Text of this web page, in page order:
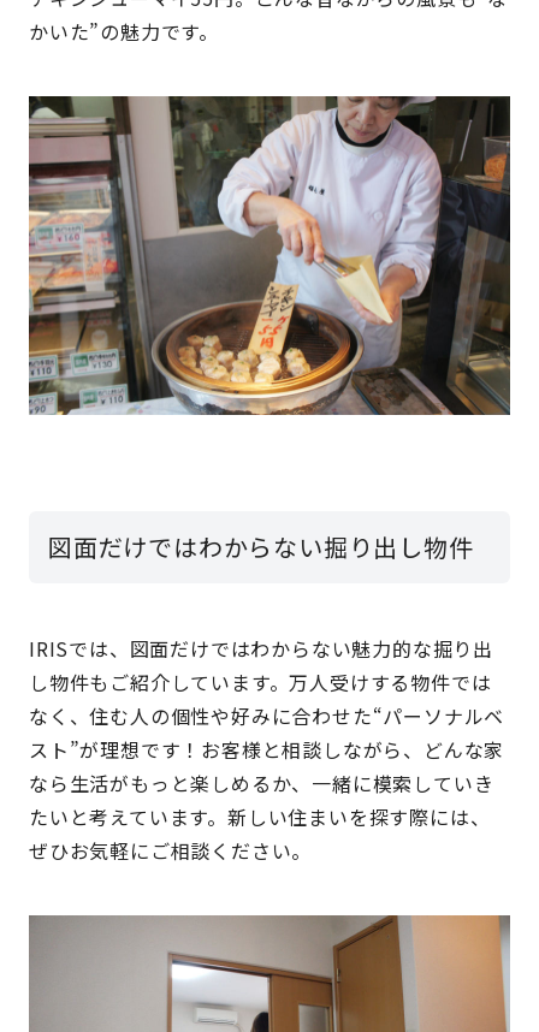
かいた”の魅力です。
図面だけではわからない掘り出し物件
IRISでは、図面だけではわからない魅力的な掘り出
し物件もご紹介しています。万人受けする物件では
なく、住む人の個性や好みに合わせた“パーソナルベ
スト”が理想です！お客様と相談しながら、どんな家
なら生活がもっと楽しめるか、一緒に模索していき
たいと考えています。新しい住まいを探す際には、
ぜひお気軽にご相談ください。